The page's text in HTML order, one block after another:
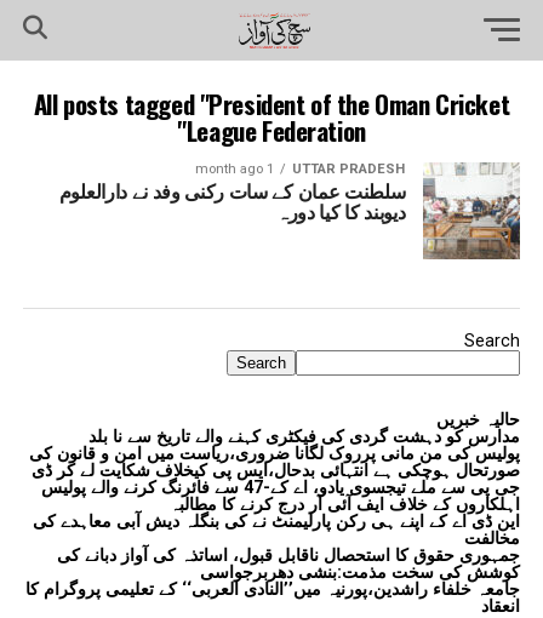
All posts tagged "President of the Oman Cricket
League Federation"
UTTAR PRADESH
1 month ago
سلطنت عمان کے سات رکنی وفد نے دارالعلوم
دیوبند کا کیا دورہ
Search
Search
حالیہ خبریں
مدارس کو دہشت گردی کی فیکٹری کہنے والے تاریخ سے نا بلد
پولیس کی من مانی پرروک لگانا ضروری،ریاست میں امن و قانون کی
صورتحال ہوچکی ہے انتہائی بدحال،ایس پی کیخلاف شکایت لے کر ڈی
جی پی سے ملے تیجسوی یادو، اے کے-47 سے فائرنگ کرنے والے پولیس
اہلکاروں کے خلاف ایف آئی آر درج کرنے کا مطالبہ
این ڈی اے کے اپنے ہی رکن پارلیمنٹ نے کی بنگلہ دیش آبی معاہدے کی
مخالفت
جمہوری حقوق کا استحصال ناقابل قبول، اساتذہ کی آواز دبانے کی
کوشش کی سخت مذمت:بنشی دھربرجواسی
جامعہ خلفاء راشدین،پورنیہ میں’’النادی العربی‘‘ کے تعلیمی پروگرام کا
انعقاد